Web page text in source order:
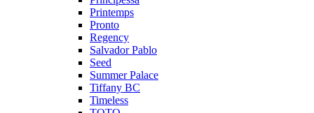
Printemps
Pronto
Regency
Salvador Pablo
Seed
Summer Palace
Tiffany BC
Timeless